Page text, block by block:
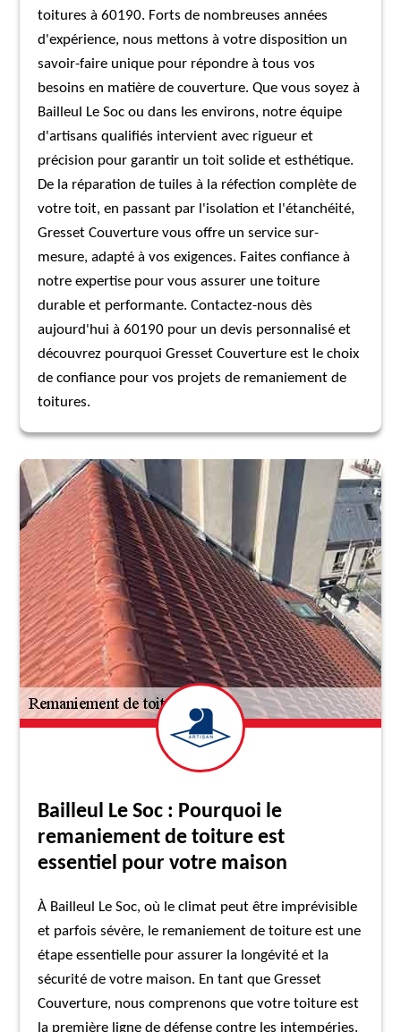
toitures à 60190. Forts de nombreuses années
d'expérience, nous mettons à votre disposition un
savoir-faire unique pour répondre à tous vos
besoins en matière de couverture. Que vous soyez à
Bailleul Le Soc ou dans les environs, notre équipe
d'artisans qualifiés intervient avec rigueur et
précision pour garantir un toit solide et esthétique.
De la réparation de tuiles à la réfection complète de
votre toit, en passant par l'isolation et l'étanchéité,
Gresset Couverture vous offre un service sur-
mesure, adapté à vos exigences. Faites confiance à
notre expertise pour vous assurer une toiture
durable et performante. Contactez-nous dès
aujourd'hui à 60190 pour un devis personnalisé et
découvrez pourquoi Gresset Couverture est le choix
de confiance pour vos projets de remaniement de
toitures.
Bailleul Le Soc : Pourquoi le
remaniement de toiture est
essentiel pour votre maison
À Bailleul Le Soc, où le climat peut être imprévisible
et parfois sévère, le remaniement de toiture est une
étape essentielle pour assurer la longévité et la
sécurité de votre maison. En tant que Gresset
Couverture, nous comprenons que votre toiture est
la première ligne de défense contre les intempéries.